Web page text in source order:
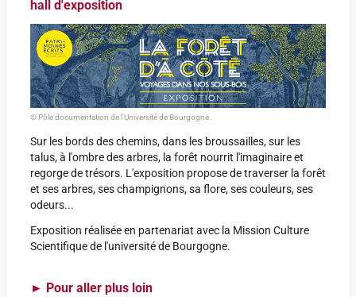
hall d'exposition
© Pôle documentation de l'Université de Bourgogne.
Sur les bords des chemins, dans les broussailles, sur les
talus, à l'ombre des arbres, la forêt nourrit l'imaginaire et
regorge de trésors. L'exposition propose de traverser la forêt
et ses arbres, ses champignons, sa flore, ses couleurs, ses
odeurs...
Exposition réalisée en partenariat avec la Mission Culture
Scientifique de l'université de Bourgogne.
► Pour aller plus loin